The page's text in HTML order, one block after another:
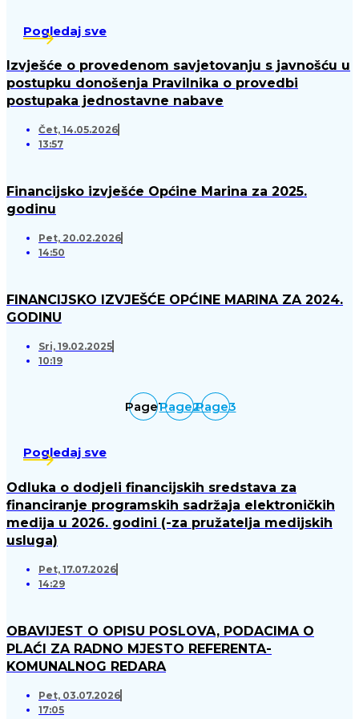
Pogledaj sve
Izvješće o provedenom savjetovanju s javnošću u
postupku donošenja Pravilnika o provedbi
postupaka jednostavne nabave
Čet, 14.05.2026
13:57
Financijsko izvješće Općine Marina za 2025.
godinu
Pet, 20.02.2026
14:50
FINANCIJSKO IZVJEŠĆE OPĆINE MARINA ZA 2024.
GODINU
Sri, 19.02.2025
10:19
Page1Page2Page3
Pogledaj sve
Odluka o dodjeli financijskih sredstava za
financiranje programskih sadržaja elektroničkih
medija u 2026. godini (-za pružatelja medijskih
usluga)
Pet, 17.07.2026
14:29
OBAVIJEST O OPISU POSLOVA, PODACIMA O
PLAĆI ZA RADNO MJESTO REFERENTA-
KOMUNALNOG REDARA
Pet, 03.07.2026
17:05